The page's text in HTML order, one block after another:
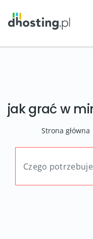
jak grać w
Strona główna